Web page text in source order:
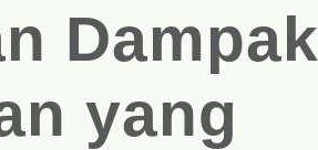
Dampak
yang